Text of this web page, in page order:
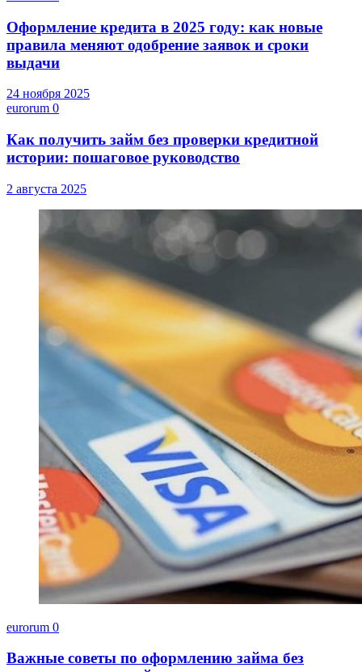
Оформление кредита в 2025 году: как новые
правила меняют одобрение заявок и сроки
выдачи
24 ноября 2025
eurorum 0
Как получить займ без проверки кредитной
истории: пошаговое руководство
2 августа 2025
eurorum 0
Важные советы по оформлению займа без